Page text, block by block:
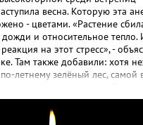
весна. Которую эта
- цветами. «Растение
и относительное
на этот стресс», -
Там также добавили: хотя
летнему зелёный лес, самой
зимовкой.